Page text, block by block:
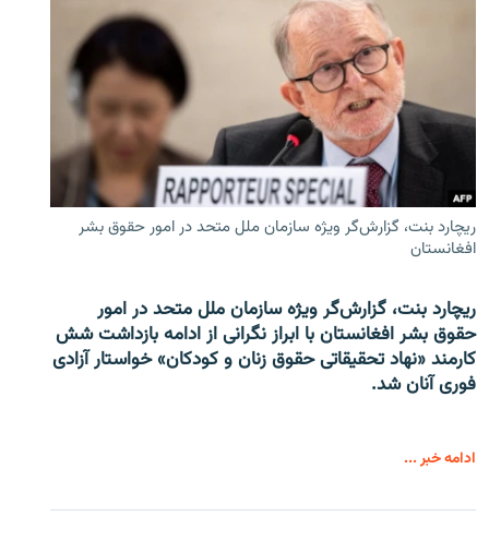
ریچارد بنت، گزارش‌گر ویژه سازمان ملل متحد در امور حقوق بشر
افغانستان
ریچارد بنت، گزارش‌گر ویژه سازمان ملل متحد در امور
حقوق بشر افغانستان با ابراز نگرانی از ادامه بازداشت شش
کارمند «نهاد تحقیقاتی حقوق زنان و کودکان» خواستار آزادی
فوری آنان شد.
ادامه خبر ...